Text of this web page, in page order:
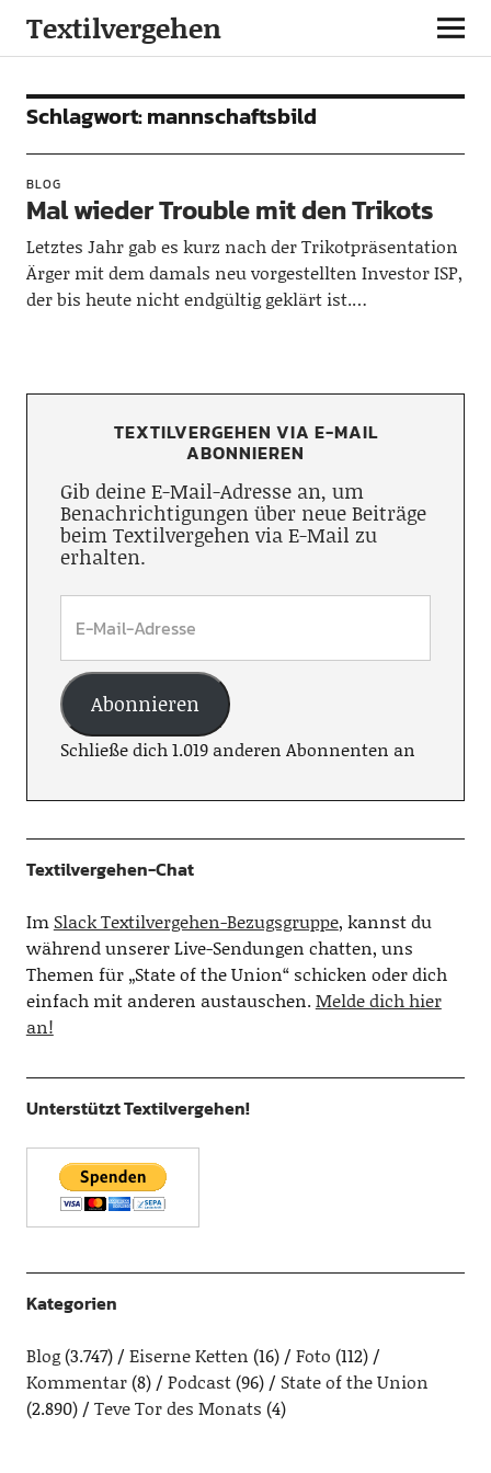
Textilvergehen
Schlagwort:mannschaftsbild
BLOG
Mal wieder Trouble mit den Trikots
Letztes Jahr gab es kurz nach der Trikotpräsentation
Ärger mit dem damals neu vorgestellten Investor ISP,
der bis heute nicht endgültig geklärt ist.…
TEXTILVERGEHEN VIA E-MAIL
ABONNIEREN
Gib deine E-Mail-Adresse an, um
Benachrichtigungen über neue Beiträge
beim Textilvergehen via E-Mail zu
erhalten.
Abonnieren
Schließe dich 1.019 anderen Abonnenten an
Textilvergehen-Chat
Im Slack Textilvergehen-Bezugsgruppe, kannst du
während unserer Live-Sendungen chatten, uns
Themen für „State of the Union“ schicken oder dich
einfach mit anderen austauschen.Melde dich hier
an!
Unterstützt Textilvergehen!
Kategorien
Blog(3.747) Eiserne Ketten (16) Foto (112)
Kommentar(8) Podcast(96)
State of the Union
(2.890)
Teve Tor des Monats (4)